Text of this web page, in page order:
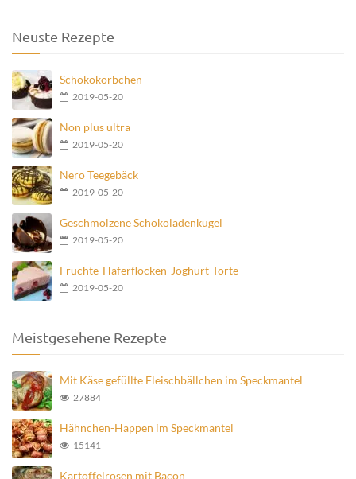
Neuste Rezepte
Schokokörbchen
2019-05-20
Non plus ultra
2019-05-20
Nero Teegebäck
2019-05-20
Geschmolzene Schokoladenkugel
2019-05-20
Früchte-Haferflocken-Joghurt-Torte
2019-05-20
Meistgesehene Rezepte
Mit Käse gefüllte Fleischbällchen im Speckmantel
27884
Hähnchen-Happen im Speckmantel
15141
Kartoffelrosen mit Bacon